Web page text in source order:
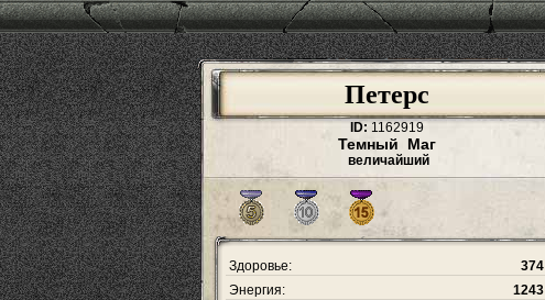
Петерс
ID: 1162919
Темный Маг
величайший
Здоровье:
374
Энергия:
1243